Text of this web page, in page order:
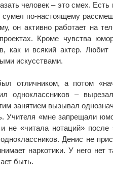
человек – это смех.
сумел по-настоящему
он активно работает на
Кроме чувства
как и всякий актер.
искусствами.
отличником, а потом
одноклассников –
занятием вызывал
Учителя «мне запрещали
не «читала нотаций»
Денис не
наркотики. У него нет
быть.